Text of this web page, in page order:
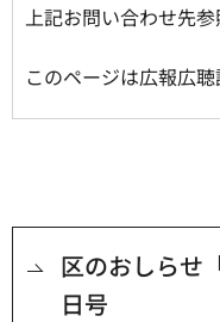
上記お問い合わせ先参
このページは広報広聴
区のおしらせ
日号